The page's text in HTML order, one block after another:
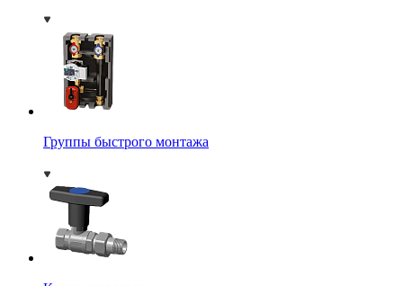
Группы быстрого монтажа